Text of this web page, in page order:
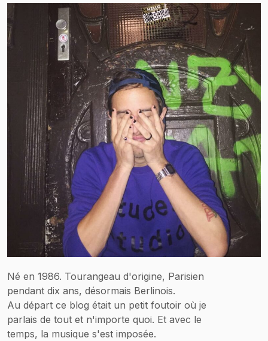
Né en 1986. Tourangeau d'origine, Parisien
pendant dix ans, désormais Berlinois.
Au départ ce blog était un petit foutoir où je
parlais de tout et n'importe quoi. Et avec le
temps, la musique s'est imposée.